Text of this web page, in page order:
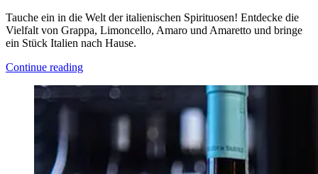
Tauche ein in die Welt der italienischen Spirituosen! Entdecke die
Vielfalt von Grappa, Limoncello, Amaro und Amaretto und bringe
ein Stück Italien nach Hause.
Continue reading